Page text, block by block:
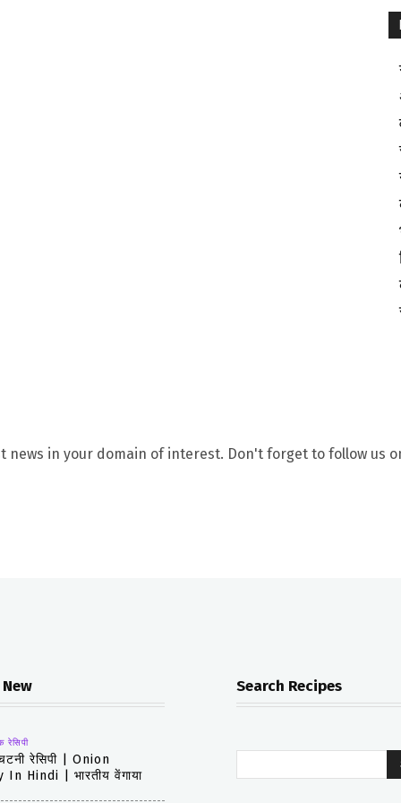
in your domain of interest. Don't forget to follow us
रेसिपी
रेसिपी | Onion
In Hindi | भारतीय वेंगाया
Search Recipes